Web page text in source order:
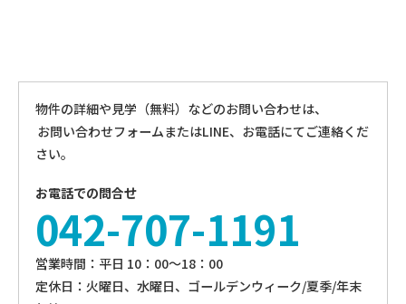
物件の詳細や見学（無料）などのお問い合わせは、
お問い合わせフォームまたはLINE、お電話にてご連絡くだ
さい。
お電話での問合せ
042-707-1191
営業時間：平⽇ 10：00〜18：00
定休⽇：火曜日、⽔曜⽇、ゴールデンウィーク/夏季/年末